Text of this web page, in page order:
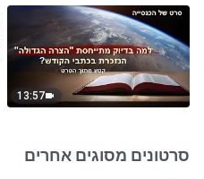
13:57
סרטונים מסוגים אחרים